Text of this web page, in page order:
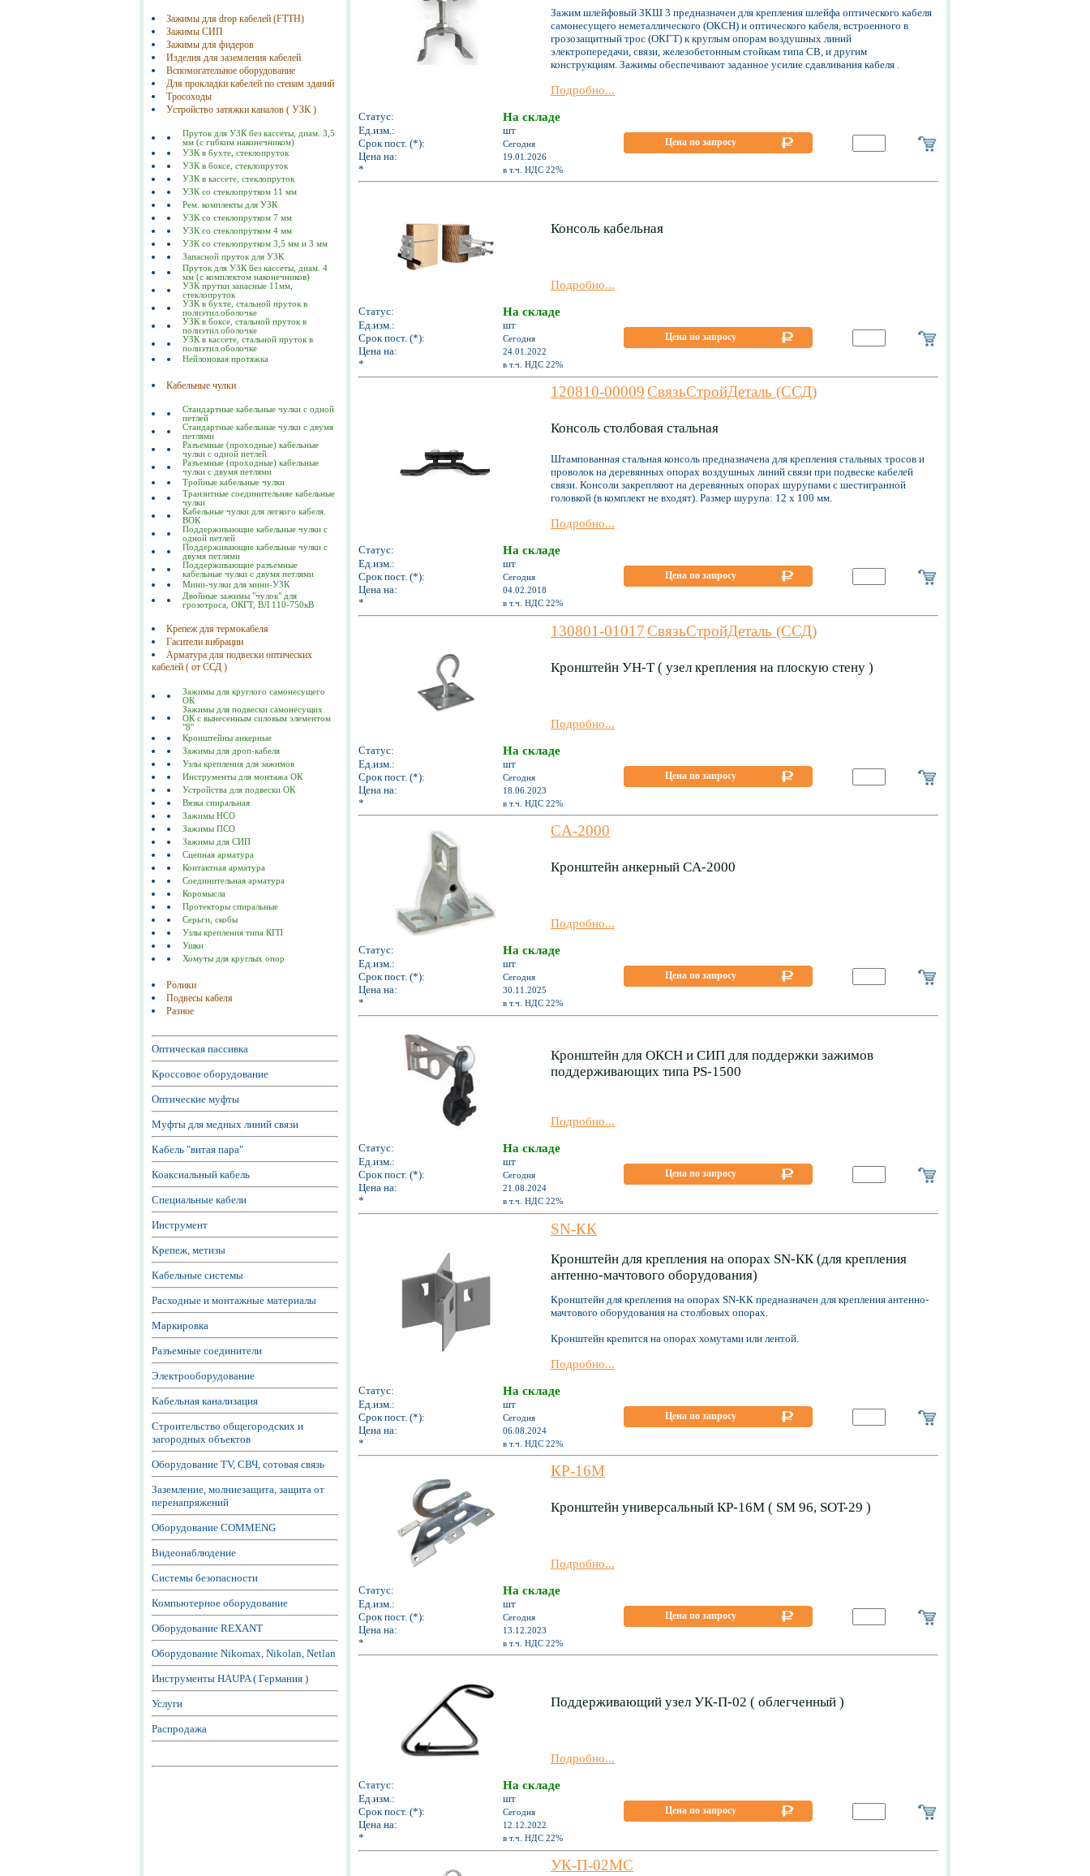
Зажимы для drop кабелей (FTTH)
Зажимы СИП
Зажимы для фидеров
Изделия для заземления кабелей
Вспомогательное оборудование
Для прокладки кабелей по стенам зданий
Тросоходы
Устройство затяжки каналов ( УЗК )
Пруток для УЗК без кассеты, диам. 3,5
мм (с гибким наконечником)
УЗК в бухте, стеклопруток
УЗК в боксе, стеклопруток
УЗК в кассете, стеклопруток
УЗК со стеклопрутком 11 мм
Рем. комплекты для УЗК
УЗК со стеклопрутком 7 мм
УЗК со стеклопрутком 4 мм
УЗК со стеклопрутком 3,5 мм и 3 мм
Запасной пруток для УЗК
Пруток для УЗК без кассеты, диам. 4
мм (с комплектом наконечников)
УЗК прутки запасные 11мм,
стеклопруток
УЗК в бухте, стальной пруток в
полиэтил.оболочке
УЗК в боксе, стальной пруток в
полиэтил.оболочке
УЗК в кассете, стальной пруток в
полиэтил.оболочке
Нейлоновая протяжка
Кабельные чулки
Стандартные кабельные чулки с одной
петлей
Стандартные кабельные чулки с двумя
петлями
Разъемные (проходные) кабельные
чулки с одной петлей
Разъемные (проходные) кабельные
чулки с двумя петлями
Тройные кабельные чулки
Транзитные соединительняе кабельные
чулки
Кабельные чулки для легкого кабеля.
ВОК
Поддерживающие кабельные чулки с
одной петлей
Поддерживающие кабельные чулки с
двумя петлями
Поддерживающие разъемные
кабельные чулки с двумя петлями
Мини-чулки для мини-УЗК
Двойные зажимы "чулок" для
грозотроса, ОКГТ, ВЛ 110-750кВ
Крепеж для термокабеля
Гасители вибрации
Арматура для подвески оптических
кабелей ( от ССД )
Зажимы для круглого самонесущего
ОК
Зажимы для подвески самонесущих
ОК с вынесенным силовым элементом
"8"
Кронштейны анкерные
Зажимы для дроп-кабеля
Узлы крепления для зажимов
Инструменты для монтажа ОК
Устройства для подвески ОК
Вязка спиральная
Зажимы НСО
Зажимы ПСО
Зажимы для СИП
Сцепная арматура
Контактная арматура
Соединительная арматура
Коромысла
Протекторы спиральные
Серьги, скобы
Узлы крепления типа КГП
Ушки
Хомуты для круглых опор
Ролики
Подвесы кабеля
Разное
Оптическая пассивка
Кроссовое оборудование
Оптические муфты
Муфты для медных линий связи
Кабель "витая пара"
Коаксиальный кабель
Специальные кабели
Инструмент
Крепеж, метизы
Кабельные системы
Расходные и монтажные материалы
Маркировка
Разъемные соединители
Электрооборудование
Кабельная канализация
Строительство общегородских и
загородных объектов
Оборудование TV, СВЧ, сотовая связь
Заземление, молниезащита, защита от
перенапряжений
Оборудование COMMENG
Видеонаблюдение
Системы безопасности
Компьютерное оборудование
Оборудование REXANT
Оборудование Nikomax, Nikolan, Netlan
Инструменты HAUPA ( Германия )
Услуги
Распродажа
Зажим шлейфовый ЗКШ 3 предназначен для крепления шлейфа оптического кабеля
самонесущего неметаллического (ОКСН) и оптического кабеля, встроенного в
грозозащитный трос (ОКГТ) к круглым опорам воздушных линий
электропередачи, связи, железобетонным стойкам типа СВ, и другим
конструкциям. Зажимы обеспечивают заданное усилие сдавливания кабеля .
Подробно...
Статус: На складе
Ед.изм.:
шт
Срок пост. (*):
Сегодня
Цена на: 19.01.2026
* в т.ч. НДС 22%
Цена по запросу
Консоль кабельная
Подробно...
Статус: На складе
Ед.изм.:
шт
Срок пост. (*):
Сегодня
Цена на: 24.01.2022
* в т.ч. НДС 22%
Цена по запросу
120810-00009СвязьСтройДеталь (ССД)
Консоль столбовая стальная
Штампованная стальная консоль предназначена для крепления стальных тросов и
проволок на деревянных опорах воздушных линий связи при подвеске кабелей
связи. Консоли закрепляют на деревянных опорах шурупами с шестигранной
головкой (в комплект не входят). Размер шурупа: 12 х 100 мм.
Подробно...
Статус: На складе
Ед.изм.:
шт
Срок пост. (*):
Сегодня
Цена на: 04.02.2018
* в т.ч. НДС 22%
Цена по запросу
130801-01017СвязьСтройДеталь (ССД)
Кронштейн УН-Т ( узел крепления на плоскую стену )
Подробно...
Статус: На складе
Ед.изм.:
шт
Срок пост. (*):
Сегодня
Цена на: 18.06.2023
* в т.ч. НДС 22%
Цена по запросу
CA-2000
Кронштейн анкерный CA-2000
Подробно...
Статус: На складе
Ед.изм.:
шт
Срок пост. (*):
Сегодня
Цена на: 30.11.2025
* в т.ч. НДС 22%
Цена по запросу
Кронштейн для ОКСН и СИП для поддержки зажимов
поддерживающих типа PS-1500
Подробно...
Статус: На складе
Ед.изм.:
шт
Срок пост. (*):
Сегодня
Цена на: 21.08.2024
* в т.ч. НДС 22%
Цена по запросу
SN-КК
Кронштейн для крепления на опорах SN-КК (для крепления
антенно-мачтового оборудования)
Кронштейн для крепления на опорах SN-КК предназначен для крепления антенно-
мачтового оборудования на столбовых опорах.
Кронштейн крепится на опорах хомутами или лентой.
Подробно...
Статус: На складе
Ед.изм.:
шт
Срок пост. (*):
Сегодня
Цена на: 06.08.2024
* в т.ч. НДС 22%
Цена по запросу
КР-16М
Кронштейн универсальный КР-16М ( SM 96, SOT-29 )
Подробно...
Статус: На складе
Ед.изм.:
шт
Срок пост. (*):
Сегодня
Цена на: 13.12.2023
* в т.ч. НДС 22%
Цена по запросу
Поддерживающий узел УК-П-02 ( облегченный )
Подробно...
Статус: На складе
Ед.изм.:
шт
Срок пост. (*):
Сегодня
Цена на: 12.12.2022
* в т.ч. НДС 22%
Цена по запросу
УК-П-02МС